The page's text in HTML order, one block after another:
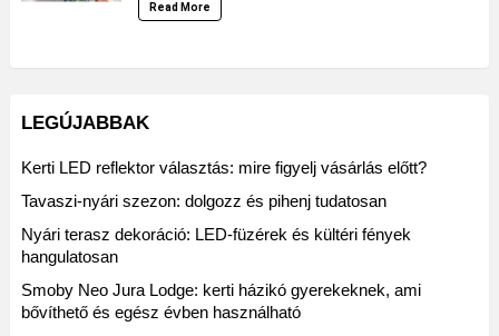
Read More
LEGÚJABBAK
Kerti LED reflektor választás: mire figyelj vásárlás előtt?
Tavaszi-nyári szezon: dolgozz és pihenj tudatosan
Nyári terasz dekoráció: LED-füzérek és kültéri fények
hangulatosan
Smoby Neo Jura Lodge: kerti házikó gyerekeknek, ami
bővíthető és egész évben használható